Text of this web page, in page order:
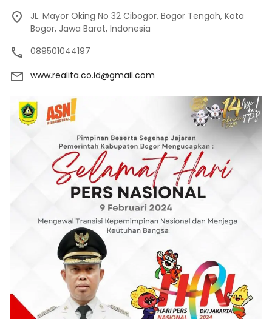
JL. Mayor Oking No 32 Cibogor, Bogor Tengah, Kota
Bogor, Jawa Barat, Indonesia
089501044197
www.realita.co.id@gmail.com